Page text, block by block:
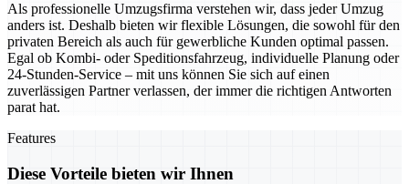
Als professionelle Umzugsfirma verstehen wir, dass jeder Umzug
anders ist. Deshalb bieten wir flexible Lösungen, die sowohl für den
privaten Bereich als auch für gewerbliche Kunden optimal passen.
Egal ob Kombi- oder Speditionsfahrzeug, individuelle Planung oder
24-Stunden-Service – mit uns können Sie sich auf einen
zuverlässigen Partner verlassen, der immer die richtigen Antworten
parat hat.
Features
Diese Vorteile bieten wir Ihnen